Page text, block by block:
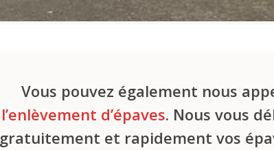
Vous pouvez également nous
l’enlèvement d’épaves. Nous vous
gratuitement et rapidement vos